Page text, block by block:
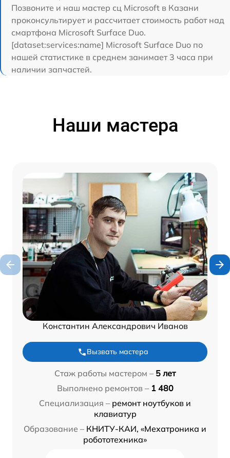
Позвоните и наш мастер сц Microsoft в Казани
проконсультирует и рассчитает стоимость работ над
смартфона Microsoft Surface Duo.
[dataset:services:name] Microsoft Surface Duo по
нашей статистике в среднем занимает 3 часа при
наличии запчастей.
Наши мастера
Константин Александрович Иванов
Вызвать мастера
Стаж работы мастером – 5 лет
Выполнено ремонтов – 1 480
Специализация – ремонт ноутбуков и
клавиатур
Образование – КНИТУ-КАИ, «Мехатроника и
робототехника»